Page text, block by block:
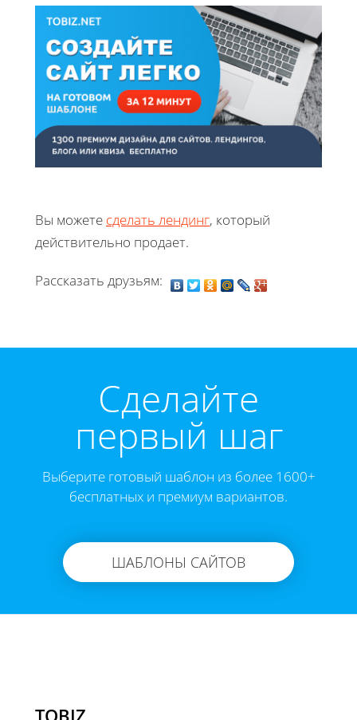
Вы можете сделать лендинг, который
действительно продает.
Рассказать друзьям:
Cделайте
первый шаг
Выберите готовый шаблон из более 1600+
бесплатных и премиум вариантов.
ШАБЛОНЫ САЙТОВ
TOBIZ